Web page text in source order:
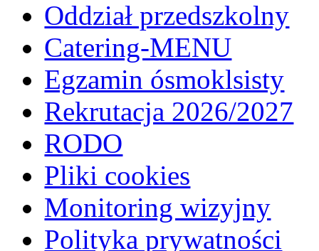
Oddział przedszkolny
Catering-MENU
Egzamin ósmoklsisty
Rekrutacja 2026/2027
RODO
Pliki cookies
Monitoring wizyjny
Polityka prywatności